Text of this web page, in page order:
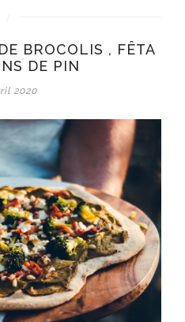
BROCOLIS , FÊTA
DE PIN
2020